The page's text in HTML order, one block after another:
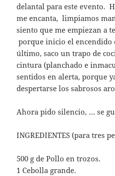
delantal para este evento.
me encanta, limpiamos
siento que me empiezan a
porque inicio el encendido
último, saco un trapo de
cintura (planchado e
sentidos en alerta, porque
despertarse los sabrosos
Ahora pido silencio, … se
INGREDIENTES (para tres
500 g de Pollo en trozos.
1 Cebolla grande.